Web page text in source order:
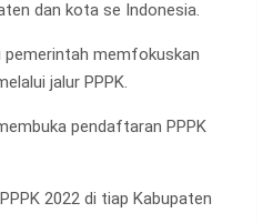
dan kota se Indonesia.
pemerintah memfokuskan
jalur PPPK.
pendaftaran PPPK
2022 di tiap Kabupaten